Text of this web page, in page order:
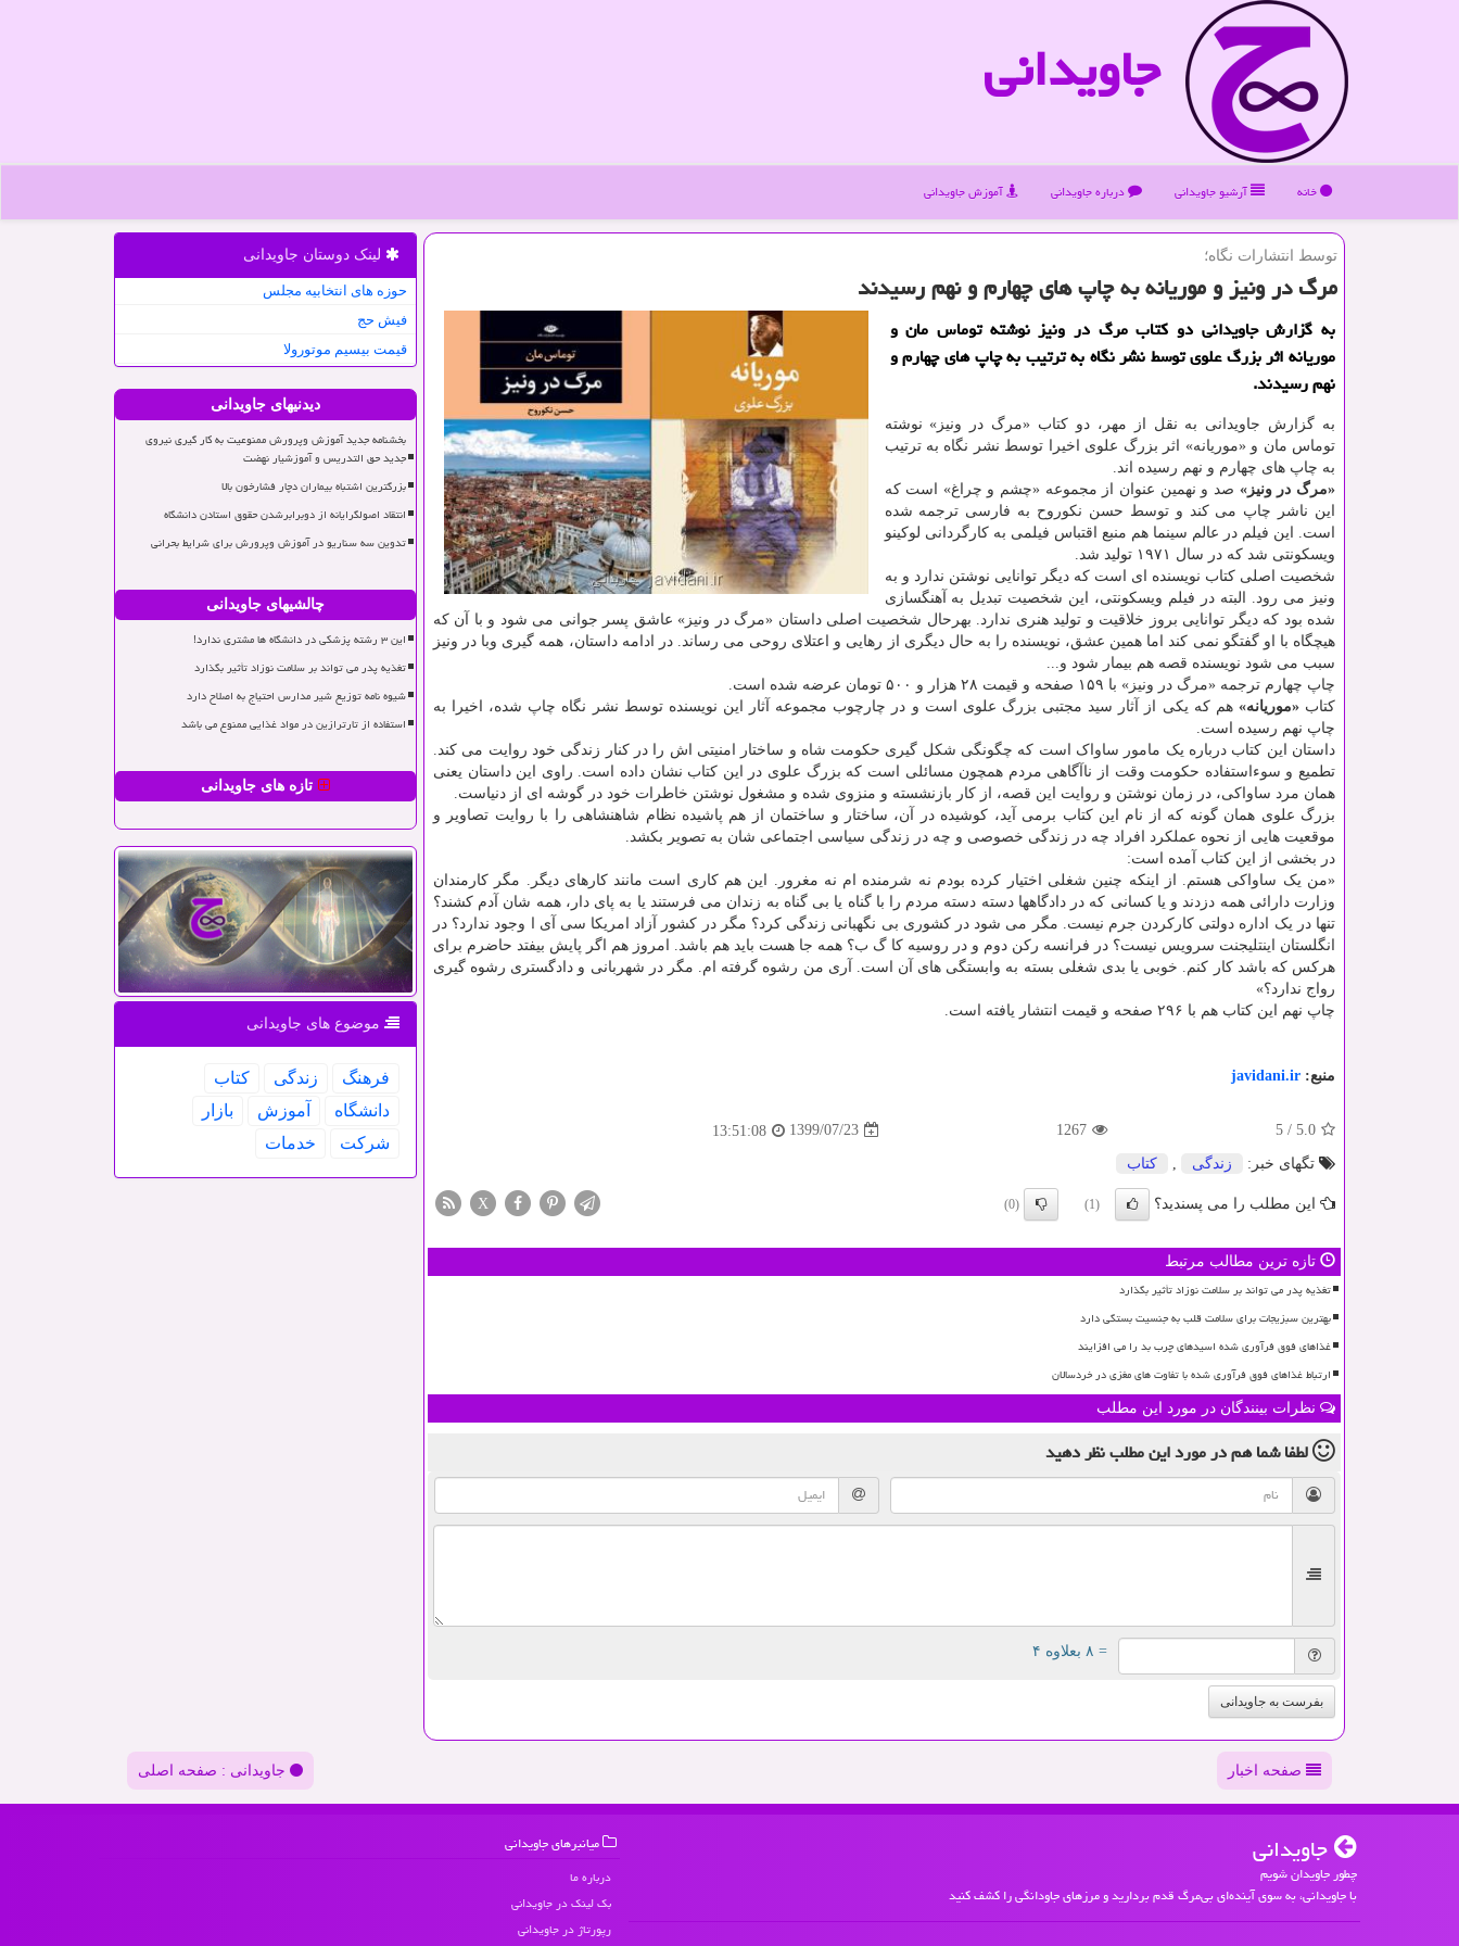
جاویدانی
خانه آرشیو جاویدانی درباره جاویدانی آموزش جاویدانی
توسط انتشارات نگاه؛
مرگ در ونیز و موریانه به چاپ های چهارم و نهم رسیدند
به گزارش جاویدانی دو كتاب مرگ در ونیز نوشته توماس مان و
موریانه اثر بزرگ علوی توسط نشر نگاه به ترتیب به چاپ های چهارم و
نهم رسیدند.
به گزارش جاویدانی به نقل از مهر، دو کتاب «مرگ در ونیز» نوشته
توماس مان و «موریانه» اثر بزرگ علوی اخیرا توسط نشر نگاه به ترتیب
به چاپ های چهارم و نهم رسیده اند.
«مرگ در ونیز» صد و نهمین عنوان از مجموعه «چشم و چراغ» است که
این ناشر چاپ می کند و توسط حسن نکوروح به فارسی ترجمه شده
است. این فیلم در عالم سینما هم منبع اقتباس فیلمی به کارگردانی لوکینو
ویسکونتی شد که در سال ۱۹۷۱ تولید شد.
شخصیت اصلی کتاب نویسنده ای است که دیگر توانایی نوشتن ندارد و به
ونیز می رود. البته در فیلم ویسکونتی، این شخصیت تبدیل به آهنگسازی
شده بود که دیگر توانایی بروز خلاقیت و تولید هنری ندارد. بهرحال شخصیت اصلی داستان «مرگ در ونیز» عاشق پسر جوانی می شود و با آن که
هیچگاه با او گفتگو نمی کند اما همین عشق، نویسنده را به حال دیگری از رهایی و اعتلای روحی می رساند. در ادامه داستان، همه گیری وبا در ونیز
سبب می شود نویسنده قصه هم بیمار شود و...
چاپ چهارم ترجمه «مرگ در ونیز» با ۱۵۹ صفحه و قیمت ۲۸ هزار و ۵۰۰ تومان عرضه شده است.
کتاب«موریانه» هم که یکی از آثار سید مجتبی بزرگ علوی است و در چارچوب مجموعه آثار این نویسنده توسط نشر نگاه چاپ شده، اخیرا به
چاپ نهم رسیده است.
داستان این کتاب درباره یک مامور ساواک است که چگونگی شکل گیری حکومت شاه و ساختار امنیتی اش را در کنار زندگی خود روایت می کند.
تطمیع و سوءاستفاده حکومت وقت از ناآگاهی مردم همچون مسائلی است که بزرگ علوی در این کتاب نشان داده است. راوی این داستان یعنی
همان مرد ساواکی، در زمان نوشتن و روایت این قصه، از کار بازنشسته و منزوی شده و مشغول نوشتن خاطرات خود در گوشه ای از دنیاست.
بزرگ علوی همان گونه که از نام این کتاب برمی آید، کوشیده در آن، ساختار و ساختمان از هم پاشیده نظام شاهنشاهی را با روایت تصاویر و
موقعیت هایی از نحوه عملکرد افراد چه در زندگی خصوصی و چه در زندگی سیاسی اجتماعی شان به تصویر بکشد.
در بخشی از این کتاب آمده است:
«من یک ساواکی هستم. از اینکه چنین شغلی اختیار کرده بودم نه شرمنده ام نه مغرور. این هم کاری است مانند کارهای دیگر. مگر کارمندان
وزارت دارائی همه دزدند و یا کسانی که در دادگاهها دسته دسته مردم را با گناه یا بی گناه به زندان می فرستند یا به پای دار، همه شان آدم کشند؟
تنها در یک اداره دولتی کارکردن جرم نیست. مگر می شود در کشوری بی نگهبانی زندگی کرد؟ مگر در کشور آزاد امریکا سی آی ا وجود ندارد؟ در
انگلستان اینتلیجنت سرویس نیست؟ در فرانسه رکن دوم و در روسیه کا گ ب؟ همه جا هست باید هم باشد. امروز هم اگر پایش بیفتد حاضرم برای
هرکس که باشد کار کنم. خوبی یا بدی شغلی بسته به وابستگی های آن است. آری من رشوه گرفته ام. مگر در شهربانی و دادگستری رشوه گیری
رواج ندارد؟»
چاپ نهم این کتاب هم با ۲۹۶ صفحه و قیمت انتشار یافته است.
منبع: javidani.ir
5.0
/
5
1267
1399/07/23
13:51:08
تگهای خبر:
زندگی كتاب
این مطلب را می پسندید؟ (1)
(0)
X
تازه ترین مطالب مرتبط
تغذیه پدر می تواند بر سلامت نوزاد تأثیر بگذارد
بهترین سبزیجات برای سلامت قلب به جنسیت بستگی دارد
غذاهای فوق فرآوری شده اسیدهای چرب بد را می افزایند
ارتباط غذاهای فوق فرآوری شده با تفاوت های مغزی در خردسالان
نظرات بینندگان در مورد این مطلب
لطفا شما همدر مورد این مطلبنظر دهید
= ۸ بعلاوه ۴
بفرست به جاویدانی
لینک دوستان جاویدانی
حوزه های انتخابیه مجلس
فیش حج
قیمت بیسیم موتورولا
دیدنیهای جاویدانی
بخشنامه جدید آموزش وپرورش ممنوعیت به کار گیری نیروی
جدید حق التدریس و آموزشیار نهضت
بزرگترین اشتباه بیماران دچار فشارخون بالا
انتقاد اصولگرایانه از دوبرابرشدن حقوق استادن دانشگاه
تدوین سه سناریو در آموزش وپرورش برای شرایط بحرانی
چالشیهای جاویدانی
این ۳ رشته پزشکی در دانشگاه ها مشتری ندارد!
تغذیه پدر می تواند بر سلامت نوزاد تأثیر بگذارد
شیوه نامه توزیع شیر مدارس احتیاج به اصلاح دارد
استفاده از تارترازین در مواد غذایی ممنوع می باشد
تازه های جاویدانی
موضوع های جاویدانی
فرهنگ زندگی
كتاب
دانشگاه
آموزش
بازار
شركت
خدمات
صفحه اخبار جاویدانی : صفحه اصلی
جاویدانی
چطور جاویدان شویم
با جاویدانی، به سوی آینده‌ای بی‌مرگ قدم بردارید و مرزهای جاودانگی را کشف کنید
میانبرهای جاویدانی
درباره ما
بک لینک در جاویدانی
رپورتاژ در جاویدانی